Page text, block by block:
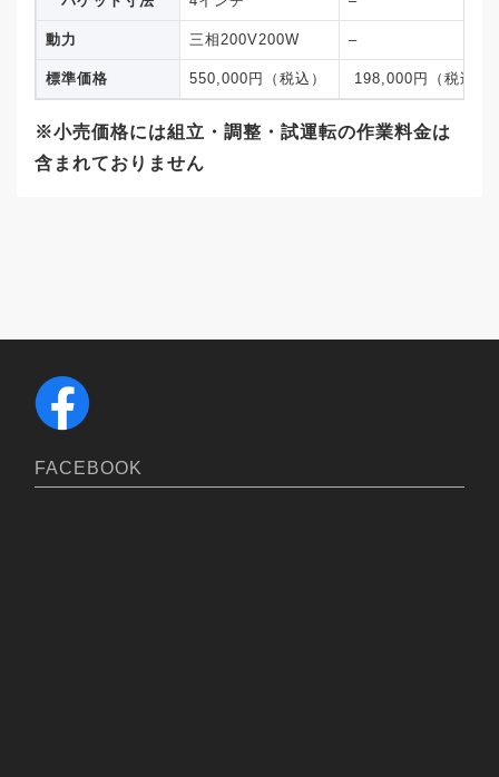
購入する際の選定基準は何だったか
近所で使っている人があり勧められた。
実際に使ってみた感想
れた 「岩手県北上市のK・M 様」より /水稲
用途が色々あるので便利。
動力 三相200V200W –
標準価格 550,000円（税込） 198,000円（税込）
※小売価格には組立・調整・試運転の作業料金は
含まれておりません
FACEBOOK